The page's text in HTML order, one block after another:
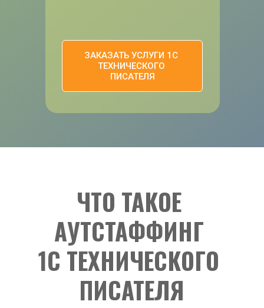
ЗАКАЗАТЬ УСЛУГИ 1С
ТЕХНИЧЕСКОГО
ПИСАТЕЛЯ
ЧТО ТАКОЕ
АУТСТАФФИНГ
1С ТЕХНИЧЕСКОГО
ПИСАТЕЛЯ